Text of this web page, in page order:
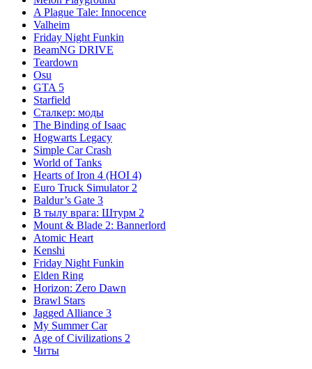
A Plague Tale: Innocence
Valheim
Friday Night Funkin
BeamNG DRIVE
Teardown
Osu
GTA 5
Starfield
Сталкер: моды
The Binding of Isaac
Hogwarts Legacy
Simple Car Crash
World of Tanks
Hearts of Iron 4 (HOI 4)
Euro Truck Simulator 2
Baldur’s Gate 3
В тылу врага: Штурм 2
Mount & Blade 2: Bannerlord
Atomic Heart
Kenshi
Friday Night Funkin
Elden Ring
Horizon: Zero Dawn
Brawl Stars
Jagged Alliance 3
My Summer Car
Age of Civilizations 2
Читы